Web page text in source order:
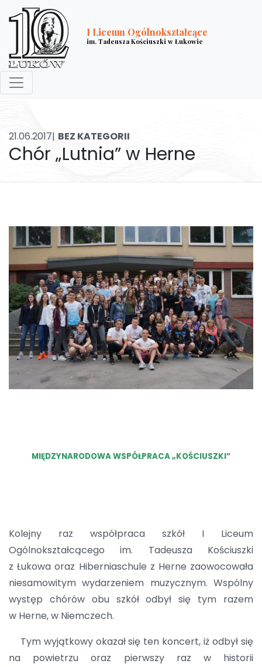
I Liceum Ogólnokształcące
im. Tadeusza Kościuszki w Łukowie
21.06.2017| BEZ KATEGORII
Chór „Lutnia” w Herne
MIĘDZYNARODOWA WSPÓŁPRACA „KOŚCIUSZKI”
Kolejny raz współpraca szkół I Liceum
Ogólnokształcącego im. Tadeusza Kościuszki
z Łukowa oraz Hiberniaschule z Herne zaowocowała
niesamowitym wydarzeniem muzycznym. Wspólny
występ chórów obu szkół odbył się tym razem
w Herne, w Niemczech.
Tym wyjątkowy okazał się ten koncert, iż odbył się
na powietrzu oraz pierwszy raz w historii